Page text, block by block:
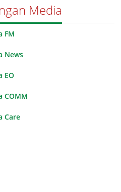
Media
FM
News
EO
COMM
Care